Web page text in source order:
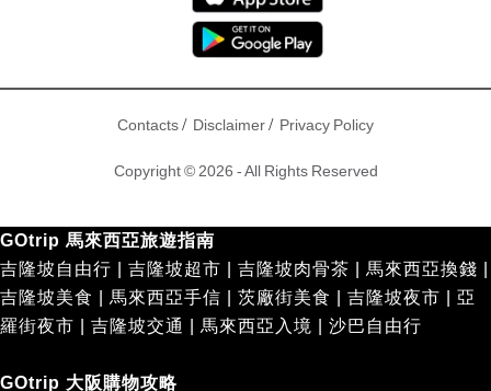
Contacts/ Disclaimer/ Privacy Policy
Copyright © 2026 - All Rights Reserved
GOtrip 馬來西亞旅遊指南
吉隆坡自由行
吉隆坡超市 吉隆坡肉骨茶 馬來西亞換錢
吉隆坡美食
馬來西亞手信 茨廠街美食 吉隆坡夜市
亞
羅街夜市
吉隆坡交通 馬來西亞入境 沙巴自由行
GOtrip 大阪購物攻略